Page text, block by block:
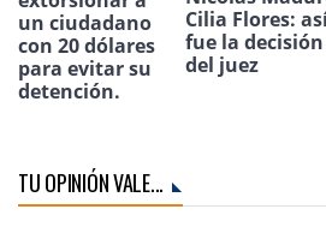
un ciudadano
con 20 dólares
para evitar su
detención.
Cilia Flores:
fue la decisión
del juez
TU OPINIÓN VALE...